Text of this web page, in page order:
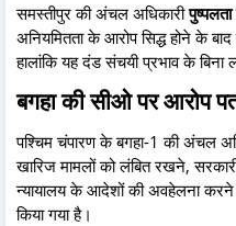
समस्तीपुर की अंचल अधिकारी
अनियमितता के आरोप सिद्ध होने के
हालांकि यह दंड संचयी प्रभाव के बिना
बगहा की सीओ पर आरोप
पश्चिम चंपारण के बगहा-1 की अंचल
खारिज मामलों को लंबित रखने,
न्यायालय के आदेशों की अवहेलना करने
किया गया है।